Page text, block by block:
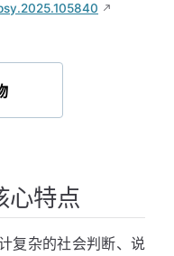
心特点
复杂的社会判断、说